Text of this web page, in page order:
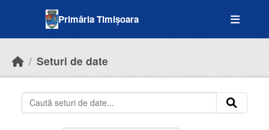
Primăria Timișoara
Seturi de date